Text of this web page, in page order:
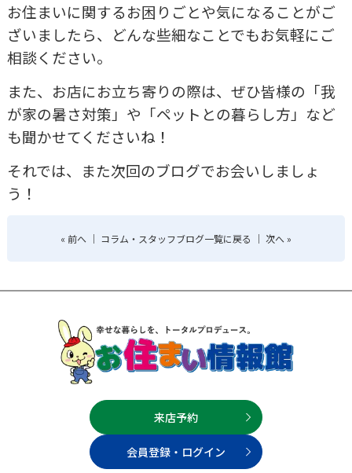
お住まいに関するお困りごとや気になることがご
ざいましたら、どんな些細なことでもお気軽にご
相談ください。
また、お店にお立ち寄りの際は、ぜひ皆様の「我
が家の暑さ対策」や「ペットとの暮らし方」など
も聞かせてくださいね！
それでは、また次回のブログでお会いしましょ
う！
« 前へ｜ コラム・スタッフブログ一覧に戻る ｜ 次へ»
来店予約
会員登録・ログイン